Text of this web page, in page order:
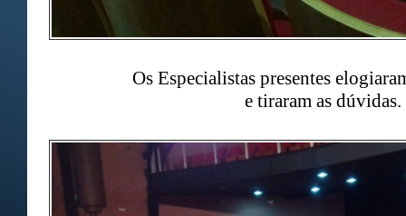
Os Especialistas presentes
e tiraram as dúvidas.